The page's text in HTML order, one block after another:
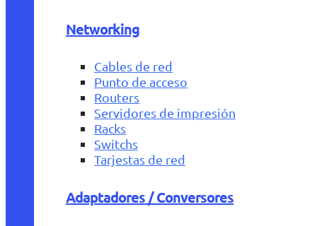
Networking
Cables de red
Punto de acceso
Routers
Servidores de impresión
Racks
Switchs
Tarjestas de red
Adaptadores / Conversores